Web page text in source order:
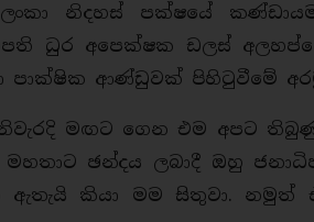
නිදහස් පක්ෂයේ
ධුර අපෙක්ෂක ඩලස්
පාක්ෂික ආණ්ඩුවක් පිහිටුවීමේ
මඟට ගෙන එම අපට
ඡන්දය ලබාදී ඔහු
කියා මම සිතුවා. නමුත්